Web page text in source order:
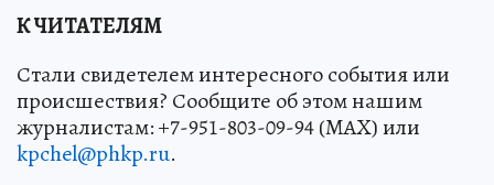
К ЧИТАТЕЛЯМ
Стали свидетелем интересного события или
происшествия? Сообщите об этом нашим
журналистам: +7-951-803-09-94 (MAX) или
kpchel@phkp.ru.